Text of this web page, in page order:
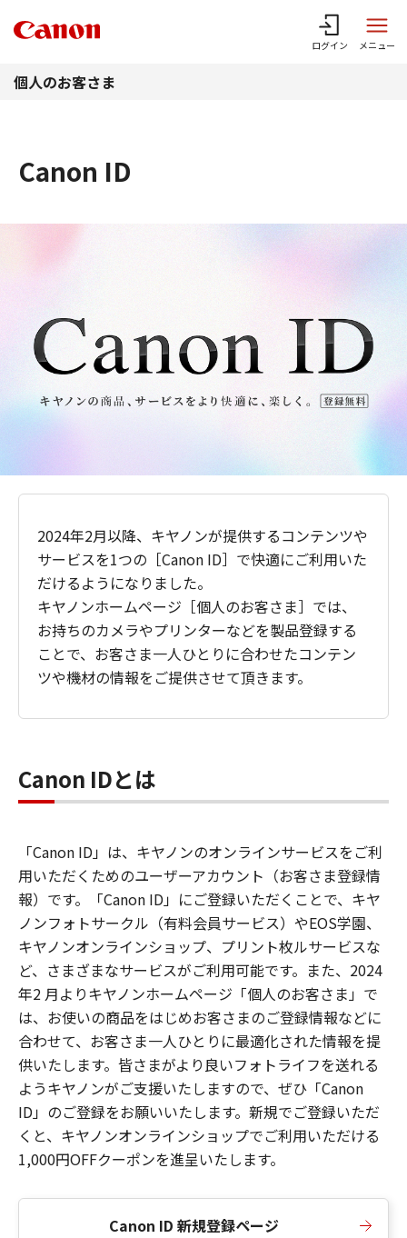
ログイン メニュー
個人のお客さま
Canon ID
2024年2月以降、キヤノンが提供するコンテンツや
サービスを1つの［Canon ID］で快適にご利用いた
だけるようになりました。
キヤノンホームページ［個人のお客さま］では、
お持ちのカメラやプリンターなどを製品登録する
ことで、お客さま一人ひとりに合わせたコンテン
ツや機材の情報をご提供させて頂きます。
Canon IDとは
「Canon ID」は、キヤノンのオンラインサービスをご利
用いただくためのユーザーアカウント（お客さま登録情
報）です。「Canon ID」にご登録いただくことで、キヤ
ノンフォトサークル（有料会員サービス）やEOS学園、
キヤノンオンラインショップ、プリント枚ルサービスな
ど、さまざまなサービスがご利用可能です。また、2024
年2 月よりキヤノンホームページ「個人のお客さま」で
は、お使いの商品をはじめお客さまのご登録情報などに
合わせて、お客さま一人ひとりに最適化された情報を提
供いたします。皆さまがより良いフォトライフを送れる
ようキヤノンがご支援いたしますので、ぜひ「Canon
ID」のご登録をお願いいたします。新規でご登録いただ
くと、キヤノンオンラインショップでご利用いただける
1,000円OFFクーポンを進呈いたします。
Canon ID 新規登録ページ